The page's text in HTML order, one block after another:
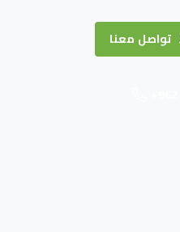
تواصل معنا